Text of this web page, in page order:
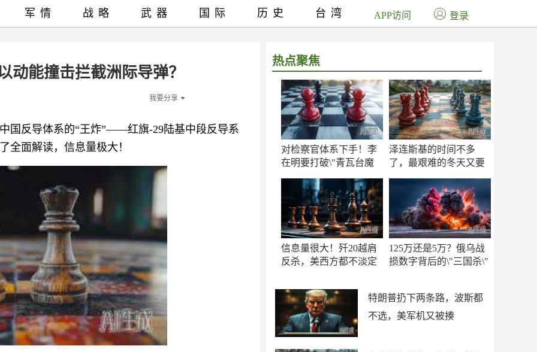
动能撞击拦截洲际导弹？
我要分享
国反导体系的“王炸”——红旗-29陆基中段反导系
全面解读，信息量极大！
热点聚焦
对检察官体系下手！李
在明要打破\"青瓦台魔
泽连斯基的时间不多
了，最艰难的冬天又要
信息量很大！歼20越肩
反杀，美西方都不淡定
125万还是5万？俄乌战
损数字背后的\"三国杀\"
特朗普扔下两条路，波斯都
不选，美军机又被揍
军情 战略 武器 国际 历史 台湾 APP访问 登录